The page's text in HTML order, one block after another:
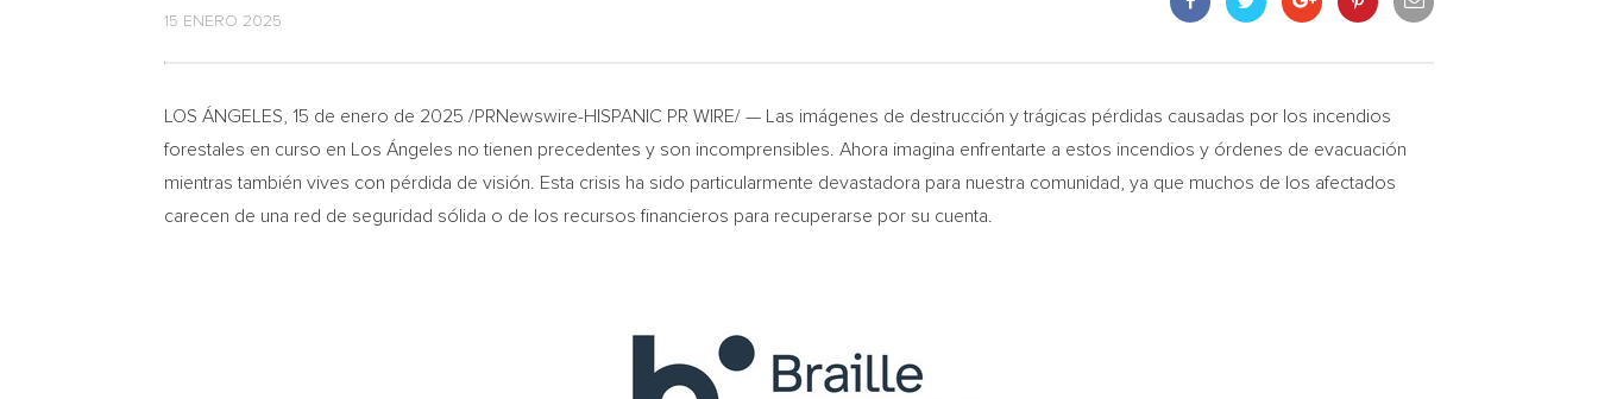
15 ENERO 2025
LOS ÁNGELES 15 de enero de 2025 /PRNewswire-HISPANIC PR WIRE/ — Las imágenes de destrucción y trágicas pérdidas causadas por los incendios
forestales en curso en Los Ángeles no tienen precedentes y son incomprensibles. Ahora imagina enfrentarte a estos incendios y órdenes de evacuación
mientras también vives con pérdida de visión. Esta crisis ha sido particularmente devastadora para nuestra comunidad, ya que muchos de los afectados
carecen de una red de seguridad sólida o de los recursos financieros para recuperarse por su cuenta.